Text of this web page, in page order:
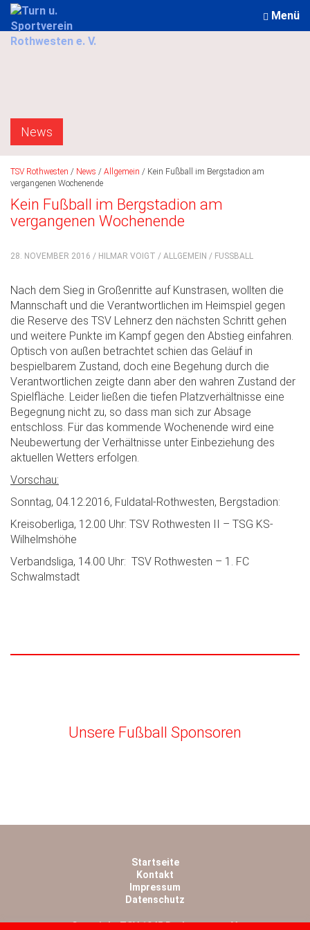
Menü
News
TSV Rothwesten / News / Allgemein / Kein Fußball im Bergstadion am
vergangenen Wochenende
Kein Fußball im Bergstadion am
vergangenen Wochenende
28. NOVEMBER 2016 / HILMAR VOIGT / ALLGEMEIN / FUSSBALL
Nach dem Sieg in Großenritte auf Kunstrasen, wollten die
Mannschaft und die Verantwortlichen im Heimspiel gegen
die Reserve des TSV Lehnerz den nächsten Schritt gehen
und weitere Punkte im Kampf gegen den Abstieg einfahren.
Optisch von außen betrachtet schien das Geläuf in
bespielbarem Zustand, doch eine Begehung durch die
Verantwortlichen zeigte dann aber den wahren Zustand der
Spielfläche. Leider ließen die tiefen Platzverhältnisse eine
Begegnung nicht zu, so dass man sich zur Absage
entschloss. Für das kommende Wochenende wird eine
Neubewertung der Verhältnisse unter Einbeziehung des
aktuellen Wetters erfolgen.
Vorschau:
Sonntag, 04.12.2016, Fuldatal-Rothwesten, Bergstadion:
Kreisoberliga, 12.00 Uhr: TSV Rothwesten II – TSG KS-
Wilhelmshöhe
Verbandsliga, 14.00 Uhr: TSV Rothwesten – 1. FC
Schwalmstadt
Unsere Fußball Sponsoren
Startseite
Kontakt
Impressum
Datenschutz
Copyright TSV 1945 Rothwesten e.V.